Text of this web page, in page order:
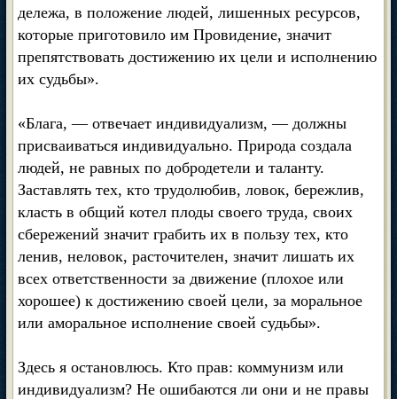
дележа, в положение людей, лишенных ресурсов,
которые приготовило им Провидение, значит
препятствовать достижению их цели и исполнению
их судьбы».
«Блага, — отвечает индивидуализм, — должны
присваиваться индивидуально. Природа создала
людей, не равных по добродетели и таланту.
Заставлять тех, кто трудолюбив, ловок, бережлив,
класть в общий котел плоды своего труда, своих
сбережений значит грабить их в пользу тех, кто
ленив, неловок, расточителен, значит лишать их
всех ответственности за движение (плохое или
хорошее) к достижению своей цели, за моральное
или аморальное исполнение своей судьбы».
Здесь я остановлюсь. Кто прав: коммунизм или
индивидуализм? Не ошибаются ли они и не правы